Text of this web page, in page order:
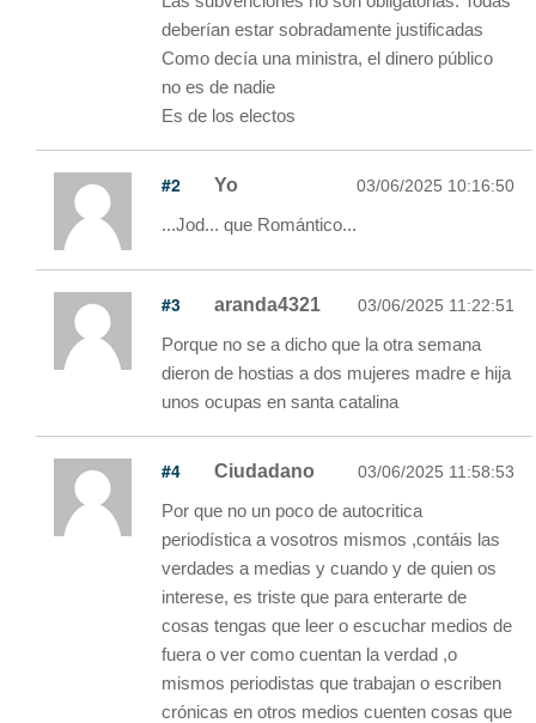
deberían estar sobradamente justificadas
Como decía una ministra, el dinero público
no es de nadie
Es de los electos
#2 Yo 03/06/2025 10:16:50
...Jod... que Romántico...
#3 aranda4321 03/06/2025 11:22:51
Porque no se a dicho que la otra semana
dieron de hostias a dos mujeres madre e hija
unos ocupas en santa catalina
#4 Ciudadano 03/06/2025 11:58:53
Por que no un poco de autocritica
periodística a vosotros mismos ,contáis las
verdades a medias y cuando y de quien os
interese, es triste que para enterarte de
cosas tengas que leer o escuchar medios de
fuera o ver como cuentan la verdad ,o
mismos periodistas que trabajan o escriben
crónicas en otros medios cuenten cosas que